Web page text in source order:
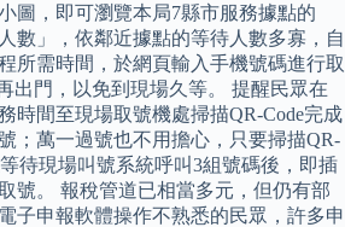
圖，即可瀏覽本局7縣市服務據點的
數」，依鄰近據點的等待人數多寡，自
所需時間，於網頁輸入手機號碼進行取
出門，以免到現場久等。 提醒民眾在
時間至現場取號機處掃描QR-Code完成
；萬一過號也不用擔心，只要掃描QR-
待現場叫號系統呼叫3組號碼後，即插
號。 報稅管道已相當多元，但仍有部
子申報軟體操作不熟悉的民眾，許多申